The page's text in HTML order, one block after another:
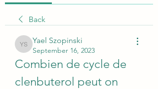
Back
Yael Szopinski
Yael Szopinski
September 16, 2023
Combien de cycle de
clenbuterol peut on